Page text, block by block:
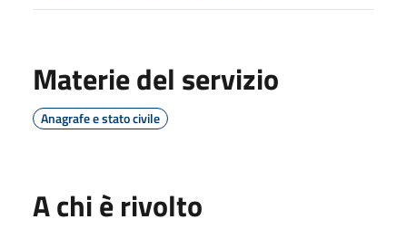
Materie del servizio
Anagrafe e stato civile
A chi è rivolto